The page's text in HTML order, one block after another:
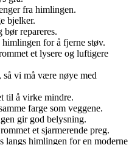
fra himlingen.
bjelker.
repareres.
for å fjerne støv.
et lysere og luftigere
vi må være nøye med
til å virke mindre.
farge som veggene.
gir god belysning.
et sjarmerende preg.
himlingen for en moderne